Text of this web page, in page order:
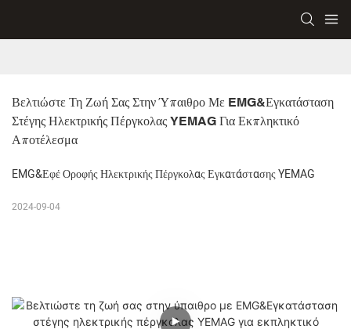
Βελτιώστε Τη Ζωή Σας Στην Ύπαιθρο Με EMG&Εγκατάσταση
Στέγης Ηλεκτρικής Πέργκολας YEMAG Για Εκπληκτικό
Αποτέλεσμα
EMG&Εφέ Οροφής Ηλεκτρικής Πέργκολας Εγκατάστασης YEMAG
2024-09-04